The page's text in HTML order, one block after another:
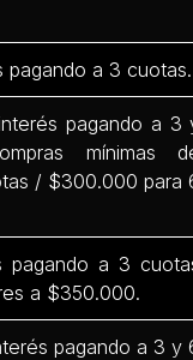
pagando a 3 cuotas.
pagando a 3
mínimas
/ $300.000 para
pagando a 3
a $350.000.
pagando a 3 y